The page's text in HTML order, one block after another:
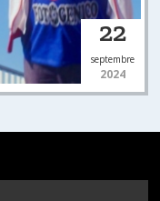
22
septembre
2024